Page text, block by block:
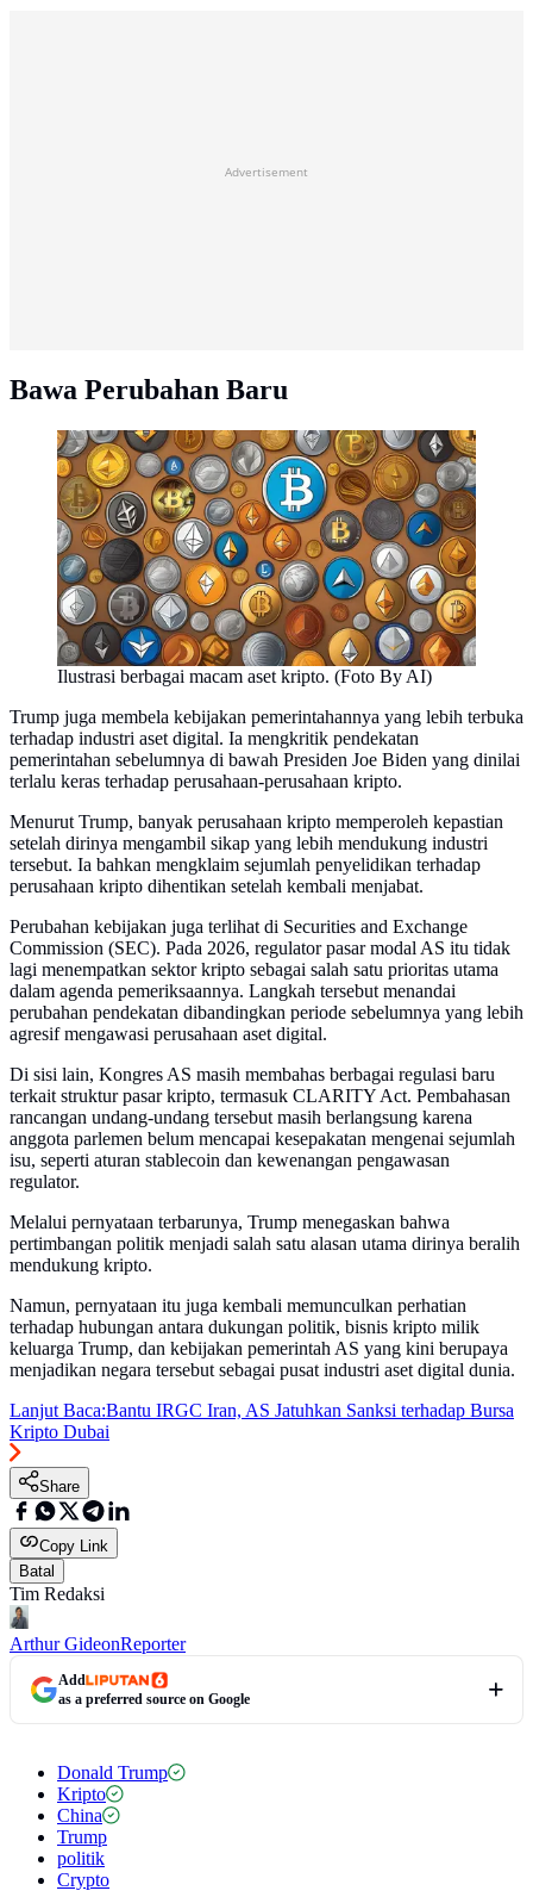
Advertisement
Bawa Perubahan Baru
Ilustrasi berbagai macam aset kripto. (Foto By AI)
Trump juga membela kebijakan pemerintahannya yang lebih terbuka
terhadap industri aset digital. Ia mengkritik pendekatan
pemerintahan sebelumnya di bawah Presiden Joe Biden yang dinilai
terlalu keras terhadap perusahaan-perusahaan kripto.
Menurut Trump, banyak perusahaan kripto memperoleh kepastian
setelah dirinya mengambil sikap yang lebih mendukung industri
tersebut. Ia bahkan mengklaim sejumlah penyelidikan terhadap
perusahaan kripto dihentikan setelah kembali menjabat.
Perubahan kebijakan juga terlihat di Securities and Exchange
Commission (SEC). Pada 2026, regulator pasar modal AS itu tidak
lagi menempatkan sektor kripto sebagai salah satu prioritas utama
dalam agenda pemeriksaannya. Langkah tersebut menandai
perubahan pendekatan dibandingkan periode sebelumnya yang lebih
agresif mengawasi perusahaan aset digital.
Di sisi lain, Kongres AS masih membahas berbagai regulasi baru
terkait struktur pasar kripto, termasuk CLARITY Act. Pembahasan
rancangan undang-undang tersebut masih berlangsung karena
anggota parlemen belum mencapai kesepakatan mengenai sejumlah
isu, seperti aturan stablecoin dan kewenangan pengawasan
regulator.
Melalui pernyataan terbarunya, Trump menegaskan bahwa
pertimbangan politik menjadi salah satu alasan utama dirinya beralih
mendukung kripto.
Namun, pernyataan itu juga kembali memunculkan perhatian
terhadap hubungan antara dukungan politik, bisnis kripto milik
keluarga Trump, dan kebijakan pemerintah AS yang kini berupaya
menjadikan negara tersebut sebagai pusat industri aset digital dunia.
Lanjut Baca:Bantu IRGC Iran, AS Jatuhkan Sanksi terhadap Bursa
Kripto Dubai
Share
Copy Link
Batal
Tim Redaksi
Arthur GideonReporter
Add
as a preferred source on Google
Donald Trump
Kripto
China
Trump
politik
Crypto